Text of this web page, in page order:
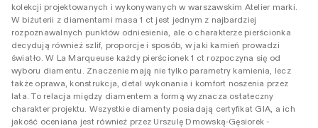
kolekcji projektowanych i wykonywanych w warszawskim Atelier marki.
W biżuterii z diamentami masa 1 ct jest jednym z najbardziej
rozpoznawalnych punktów odniesienia, ale o charakterze pierścionka
decydują również szlif, proporcje i sposób, w jaki kamień prowadzi
światło. W La Marqueuse każdy pierścionek 1 ct rozpoczyna się od
wyboru diamentu. Znaczenie mają nie tylko parametry kamienia, lecz
także oprawa, konstrukcja, detal wykonania i komfort noszenia przez
lata. To relacja między diamentem a formą wyznacza ostateczny
charakter projektu. Wszystkie diamenty posiadają certyfikat GIA, a ich
jakość oceniana jest również przez Urszulę Dmowską-Gęsiorek -